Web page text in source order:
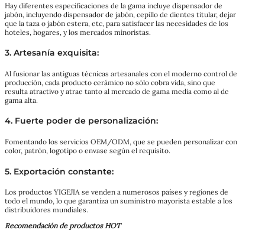
Hay diferentes especificaciones de la gama incluye dispensador de
jabón, incluyendo dispensador de jabón, cepillo de dientes titular, dejar
que la taza o jabón estera, etc, para satisfacer las necesidades de los
hoteles, hogares, y los mercados minoristas.
3. Artesanía exquisita:
Al fusionar las antiguas técnicas artesanales con el moderno control de
producción, cada producto cerámico no sólo cobra vida, sino que
resulta atractivo y atrae tanto al mercado de gama media como al de
gama alta.
4. Fuerte poder de personalización:
Fomentando los servicios OEM/ODM, que se pueden personalizar con
color, patrón, logotipo o envase según el requisito.
5. Exportación constante:
Los productos YIGEJIA se venden a numerosos países y regiones de
todo el mundo, lo que garantiza un suministro mayorista estable a los
distribuidores mundiales.
Recomendación de productos HOT